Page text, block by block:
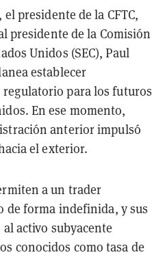
presidente de la CFTC,
presidente de la Comisión
Unidos (SEC), Paul
establecer
para los futuros
En ese momento,
anterior impulsó
el exterior.
a un trader
de forma indefinida, y sus
activo subyacente
conocidos como tasa de